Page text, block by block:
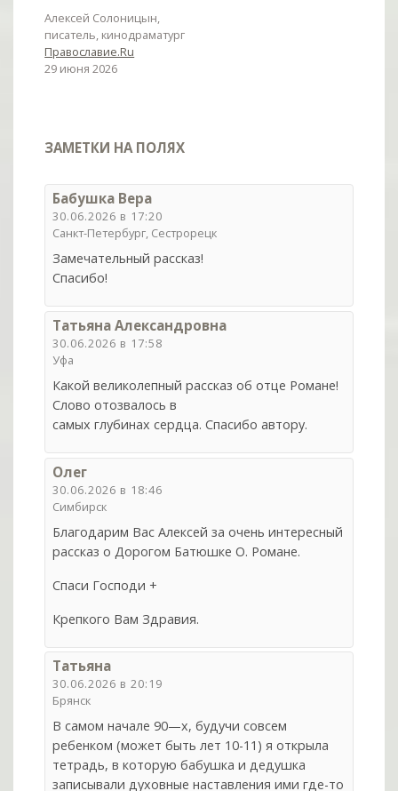
Алексей Солоницын,
писатель, кинодраматург
Православие.Ru
29 июня 2026
ЗАМЕТКИ НА ПОЛЯХ
Бабушка Вера
30.06.2026 в 17:20
Санкт-Петербург, Сестрорецк
Замечательный рассказ!
Спасибо!
Татьяна Александровна
30.06.2026 в 17:58
Уфа
Какой великолепный рассказ об отце Романе!
Слово отозвалось в
самых глубинах сердца. Cпасибо автору.
Олег
30.06.2026 в 18:46
Симбирск
Благодарим Вас Алексей за очень интересный
рассказ о Дорогом Батюшке О. Романе.
Спаси Господи +
Крепкого Вам Здравия.
Татьяна
30.06.2026 в 20:19
Брянск
В самом начале 90—х, будучи совсем
ребенком (может быть лет 10-11) я открыла
тетрадь, в которую бабушка и дедушка
записывали духовные наставления ими где-то